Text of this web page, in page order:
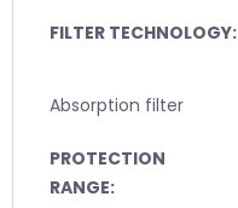
FILTER TECHNOLOGY:
Absorption filter
PROTECTION
RANGE: